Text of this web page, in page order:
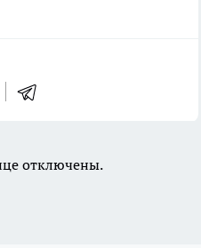
отключены.